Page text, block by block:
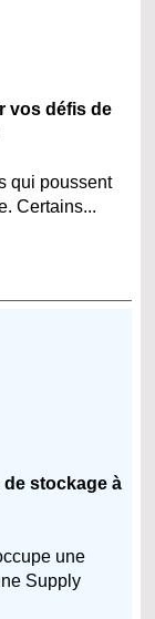
vos défis de
qui poussent
Certains...
stockage à
une
Supply